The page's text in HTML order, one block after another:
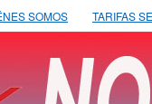
SOMOS TARIFAS